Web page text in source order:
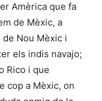
Amèrica que fa
de Mèxic, a
Nou Mèxic i
els indis navajo;
Rico i que
cop a Mèxic, on